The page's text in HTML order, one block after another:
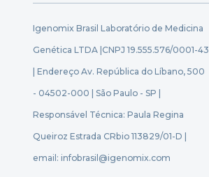
Igenomix Brasil Laboratório de Medicina
Genética LTDA | CNPJ 19.555.576/0001-43
| Endereço Av. República do Líbano, 500
- 04502-000 | São Paulo - SP |
Responsável Técnica: Paula Regina
Queiroz Estrada CRbio 113829/01-D |
email: infobrasil@igenomix.com